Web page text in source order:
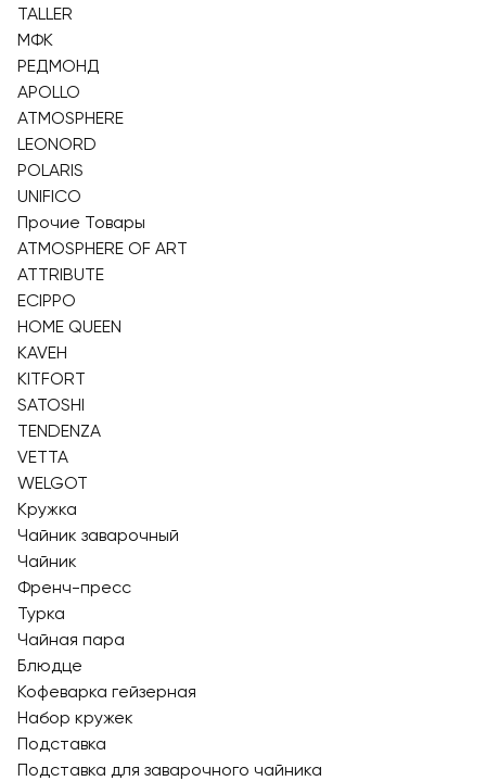
TALLER
МФК
РЕДМОНД
APOLLO
ATMOSPHERE
LEONORD
POLARIS
UNIFICO
Прочие Товары
ATMOSPHERE OF ART
ATTRIBUTE
ECIPPO
HOME QUEEN
KAVEH
KITFORT
SATOSHI
TENDENZA
VETTA
WELGOT
Кружка
Чайник заварочный
Чайник
Френч-пресс
Турка
Чайная пара
Блюдце
Кофеварка гейзерная
Набор кружек
Подставка
Подставка для заварочного чайника